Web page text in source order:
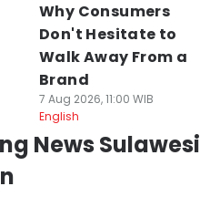
Why Consumers
Don't Hesitate to
Walk Away From a
Brand
7 Aug 2026, 11:00 WIB
English
News Sulawesi